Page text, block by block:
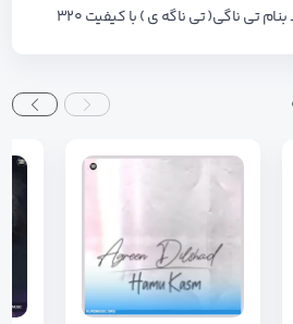
تی ناگی( تی ناگه ی ) با کیفیت ۳۲۰